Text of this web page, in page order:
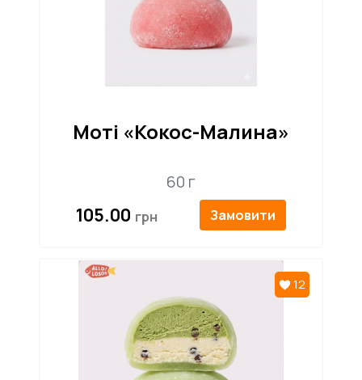
Моті «Кокос-Малина»
60 г
105.00 Замовити
12